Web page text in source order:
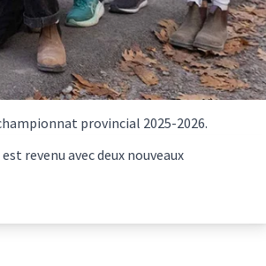
provincial 2025-2026.
revenu avec deux nouveaux